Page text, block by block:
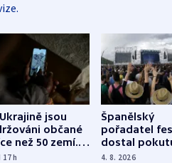
jsou
občané
než 50 zemí.
na straně
17h
Španělský
pořadatel
dostal
nekalé
4. 8. 2026